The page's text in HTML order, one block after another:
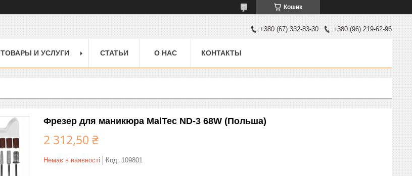
Кошик
+380 (67) 332-83-30 +380 (96) 219-62-96
ТОВАРЫ И УСЛУГИ СТАТЬИ О НАС КОНТАКТЫ
Фрезер для маникюра MalTec ND-3 68W (Польша)
2 312,50 ₴
Немає в наявності Код: 109801